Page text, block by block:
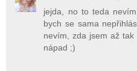
jejda, no to teda
bych se sama
nevím, zda jsem až
nápad ;)